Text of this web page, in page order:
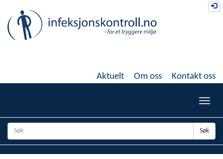
hovedinnhold
Aktuelt Om oss Kontakt oss
Søk